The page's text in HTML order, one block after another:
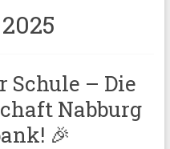
Schule – Die
Nabburg
🎉